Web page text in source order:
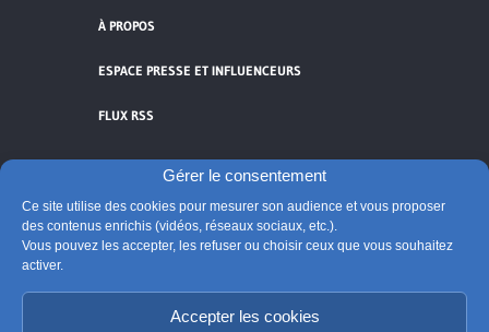
Gérer le consentement
Ce site utilise des cookies pour mesurer son audience et vous proposer
des contenus enrichis (vidéos, réseaux sociaux, etc.).
Vous pouvez les accepter, les refuser ou choisir ceux que vous souhaitez
activer.
Accepter les cookies
À PROPOS
ESPACE PRESSE ET INFLUENCEURS
FLUX RSS
Cliquez pour accepter les cookies de
vidéos et réseaux sociaux et activer ce
Édité par la Conférence des évêques de France
Suivre @Eglisecatho